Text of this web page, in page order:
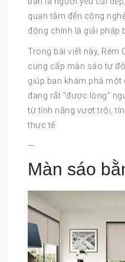
quan tâm đến công
động chính là giải pháp
Trong bài viết này, Rèm
cung cấp màn sáo tự
giúp bạn khám phá
đang rất “được lòng”
từ tính năng vượt trội,
thực tế.
—
Màn sáo